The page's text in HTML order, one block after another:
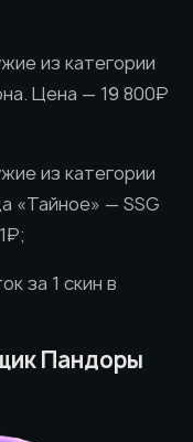
из категории
Цена — 19 800₽
из категории
«Тайное» — SSG
за 1 скин в
Пандоры